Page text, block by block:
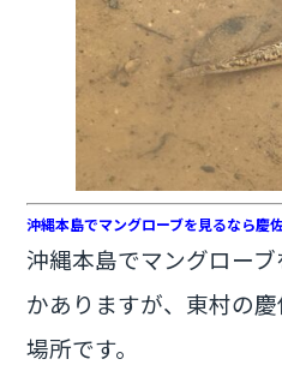
沖縄本島でマングローブを見るなら慶
沖縄本島でマングロー
かありますが、東村の
場所です。